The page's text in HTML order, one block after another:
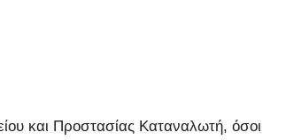
και Προστασίας Καταναλωτή, όσοι